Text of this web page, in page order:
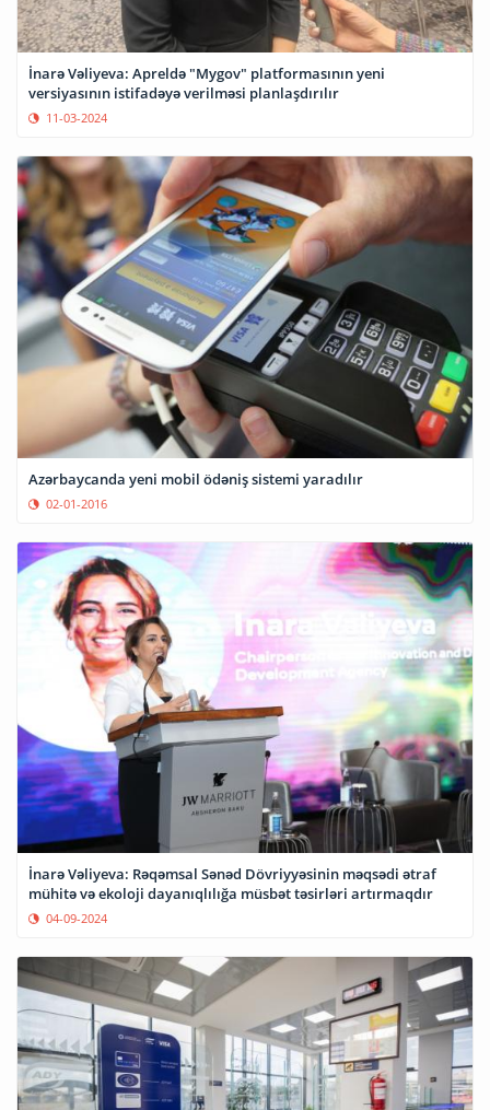
İnarə Vəliyeva: Apreldə "Mygov" platformasının yeni
versiyasının istifadəyə verilməsi planlaşdırılır
11-03-2024
Azərbaycanda yeni mobil ödəniş sistemi yaradılır
02-01-2016
İnarə Vəliyeva: Rəqəmsal Sənəd Dövriyyəsinin məqsədi ətraf
mühitə və ekoloji dayanıqlılığa müsbət təsirləri artırmaqdır
04-09-2024